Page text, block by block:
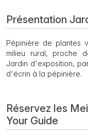
Présentation
Pépinière de plantes
milieu rural, proche
Jardin d'exposition,
d'écrin à la pépinière.
Réservez les
Your Guide